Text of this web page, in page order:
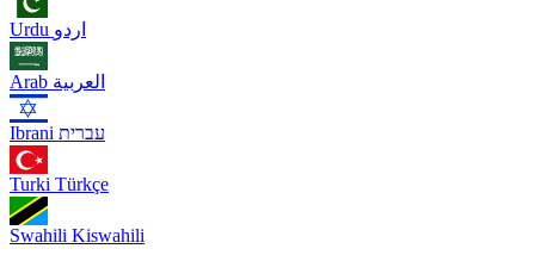
Urdu اردو
Arab العربية
Ibrani עברית
Turki Türkçe
Swahili Kiswahili